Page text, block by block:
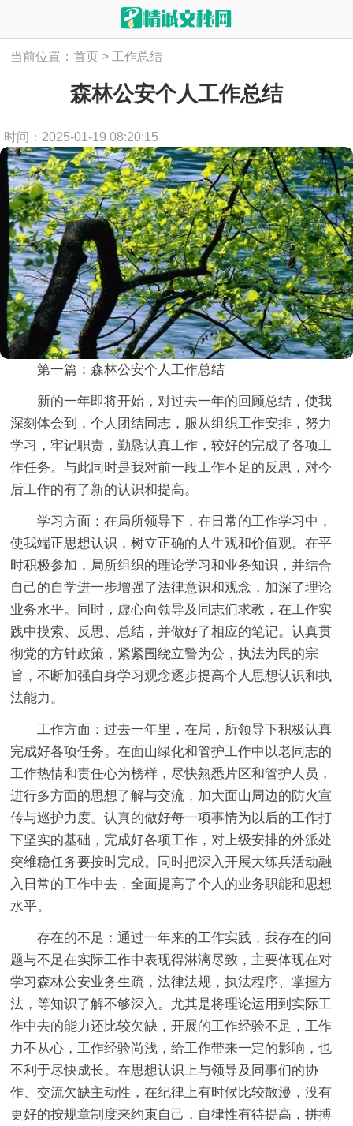
当前位置：首页 > 工作总结
森林公安个人工作总结
时间：2025-01-19 08:20:15
第一篇：森林公安个人工作总结
新的一年即将开始，对过去一年的回顾总结，使我
深刻体会到，个人团结同志，服从组织工作安排，努力
学习，牢记职责，勤恳认真工作，较好的完成了各项工
作任务。与此同时是我对前一段工作不足的反思，对今
后工作的有了新的认识和提高。
学习方面：在局所领导下，在日常的工作学习中，
使我端正思想认识，树立正确的人生观和价值观。在平
时积极参加，局所组织的理论学习和业务知识，并结合
自己的自学进一步增强了法律意识和观念，加深了理论
业务水平。同时，虚心向领导及同志们求教，在工作实
践中摸索、反思、总结，并做好了相应的笔记。认真贯
彻党的方针政策，紧紧围绕立警为公，执法为民的宗
旨，不断加强自身学习观念逐步提高个人思想认识和执
法能力。
工作方面：过去一年里，在局，所领导下积极认真
完成好各项任务。在面山绿化和管护工作中以老同志的
工作热情和责任心为榜样，尽快熟悉片区和管护人员，
进行多方面的思想了解与交流，加大面山周边的防火宣
传与巡护力度。认真的做好每一项事情为以后的工作打
下坚实的基础，完成好各项工作，对上级安排的外派处
突维稳任务要按时完成。同时把深入开展大练兵活动融
入日常的工作中去，全面提高了个人的业务职能和思想
水平。
存在的不足：通过一年来的工作实践，我存在的问
题与不足在实际工作中表现得淋漓尽致，主要体现在对
学习森林公安业务生疏，法律法规，执法程序、掌握方
法，等知识了解不够深入。尤其是将理论运用到实际工
作中去的能力还比较欠缺，开展的工作经验不足，工作
力不从心，工作经验尚浅，给工作带来一定的影响，也
不利于尽快成长。在思想认识上与领导及同事们的协
作、交流欠缺主动性，在纪律上有时候比较散漫，没有
更好的按规章制度来约束自己，自律性有待提高，拼搏